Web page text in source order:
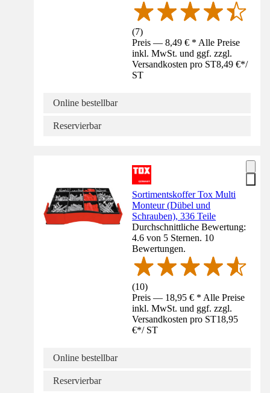
(7)
Preis — 8,49 € * Alle Preise
inkl. MwSt. und ggf. zzgl.
Versandkosten pro ST8,49 €*/
ST
Online bestellbar
Reservierbar
Sortimentskoffer Tox Multi
Monteur (Dübel und
Schrauben), 336 Teile
Durchschnittliche Bewertung:
4.6 von 5 Sternen. 10
Bewertungen.
(10)
Preis — 18,95 € * Alle Preise
inkl. MwSt. und ggf. zzgl.
Versandkosten pro ST18,95
€*/ ST
Online bestellbar
Reservierbar